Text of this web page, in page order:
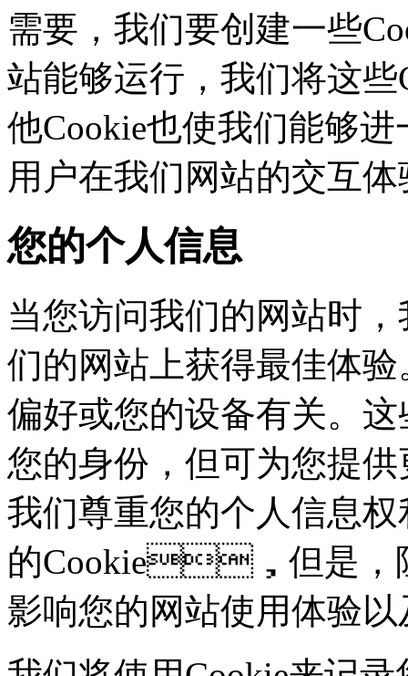
需要，我们要创建一
站能够运行，我们将这
他Cookie也使我们能够进
用户在我们网站的交互体
您的个人信息
当您访问我们的网站时
们的网站上获得最佳体验
偏好或您的设备有关。
您的身份，但可为您
我们尊重您的个人信息权
的Cookie，但是
影响您的网站使用体验